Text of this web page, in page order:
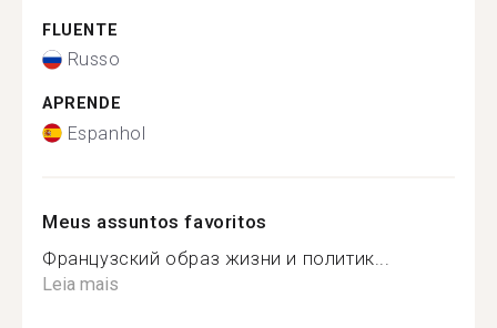
FLUENTE
Russo
APRENDE
Espanhol
Meus assuntos favoritos
Французский образ жизни и политик...
Leia mais